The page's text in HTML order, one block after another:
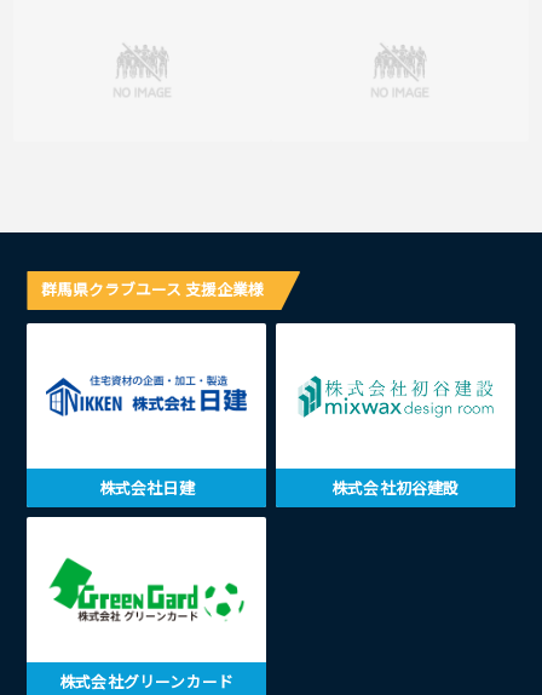
群馬県クラブユース 支援企業様
株式会社日建 株式会社初谷建設
株式会社グリーンカード